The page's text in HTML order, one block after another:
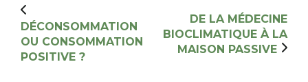
DÉCONSOMMATION
OU CONSOMMATION
POSITIVE ?
DE LA MÉDECINE
BIOCLIMATIQUE À LA
MAISON PASSIVE